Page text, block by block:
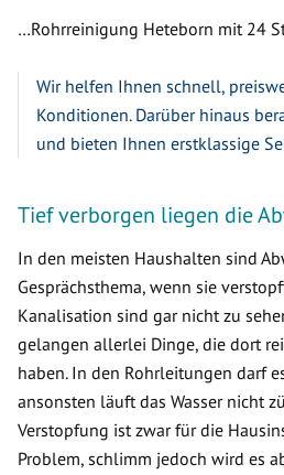
…Rohrreinigung Heteborn mit 24
Wir helfen Ihnen schnell,
Konditionen. Darüber hinaus
und bieten Ihnen erstklassige
Tief verborgen liegen die
In den meisten Haushalten sind
Gesprächsthema, wenn sie
Kanalisation sind gar nicht zu
gelangen allerlei Dinge, die dort
haben. In den Rohrleitungen darf
ansonsten läuft das Wasser nicht
Verstopfung ist zwar für die
Problem, schlimm jedoch wird es